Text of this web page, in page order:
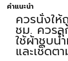
คำแนะนำ
ควรนั่งให้
ชม. ควร
ใช้ผ้าชุบน้
และเช็ดต